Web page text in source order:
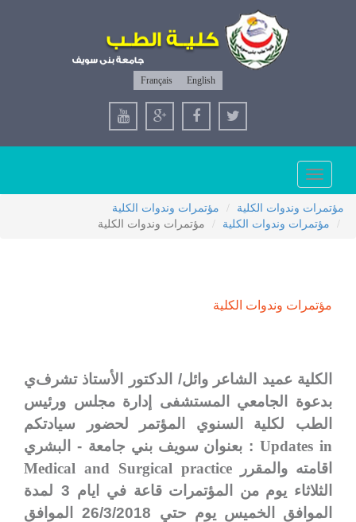
English
Français
Toggle
navigation
مؤتمرات وندوات الكلية
مؤتمرات وندوات الكلية
مؤتمرات وندوات الكلية
مؤتمرات وندوات الكلية
مؤتمرات وندوات الكلية
يتشرف الأستاذ الدكتور /وائل الشاعر عميد الكلية
ورئيس مجلس إدارة المستشفى الجامعي
بدعوة
سيادتكم
لحضور المؤتمر السنوي لكلية
الطب
البشري
- جامعة بني سويف بعنوان :Updates in
Medical and Surgical practice
والمقرر اقامته
لمدة
ايام في قاعة المؤتمرات من يوم الثلاثاء
الموافق
حتي يوم الخميس
الموافق